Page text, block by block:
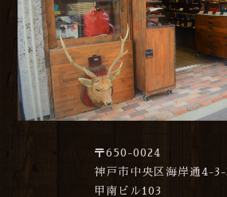
〒650-0024
神戸市中央区海岸通4-3-
甲南ビル103